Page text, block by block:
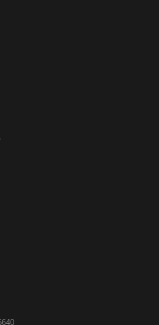
puentes
en frío
cilindros de gas
de alta resistencia